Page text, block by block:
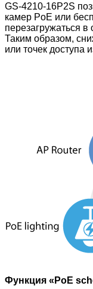
GS-4210-16P2S
камер PoE или
перезагружаться
Таким образом,
или точек доступа
Функция «PoE